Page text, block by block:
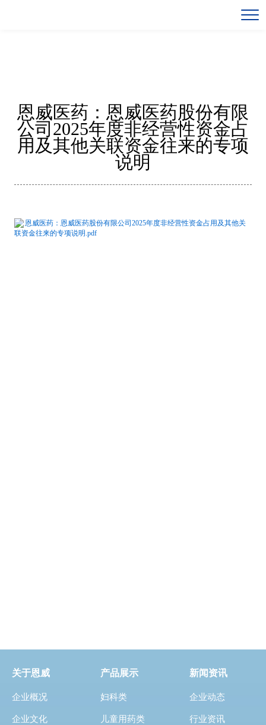
恩威医药：恩威医药股份有限
公司2025年度非经营性资金占
用及其他关联资金往来的专项
说明
恩威医药：恩威医药股份有限公司2025年度非经营性资金占用及其他关
联资金往来的专项说明.pdf
关于恩威
企业概况
企业文化
产品展示
妇科类
儿童用药类
新闻资讯
企业动态
行业资讯